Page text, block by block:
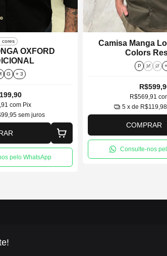
cores
OXFORD
G + 3
com Pix
sem juros
pelo WhatsApp
Camisa Manga
Colors
P M G
R$569,91
5 x de R$119,98
COMPRAR
Consulte-nos